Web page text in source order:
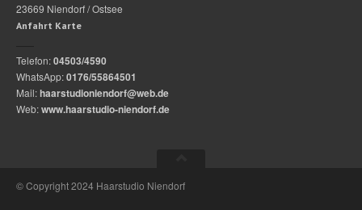
23669 Niendorf / Ostsee
Anfahrt Karte
Telefon:04503/4590
WhatsApp:0176/55864501
Mail:haarstudioniendorf@web.de
Web:www.haarstudio-niendorf.de
© Copyright 2024 Haarstudio Niendorf